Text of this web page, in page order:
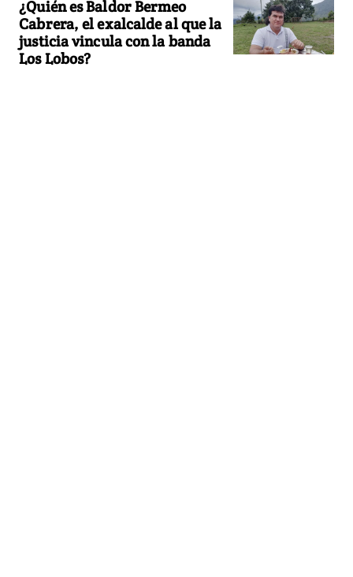
¿Quién es Baldor Bermeo
Cabrera, el exalcalde al que la
justicia vincula con la banda
Los Lobos?